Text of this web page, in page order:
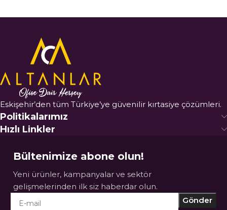
Eskişehir’den tüm Türkiye’ye güvenilir kırtasiye çözümleri.
Politikalarımız
Hızlı Linkler
Bültenimize abone olun!
Yeni ürünler, kampanyalar ve sektör
gelişmelerinden ilk siz haberdar olun.